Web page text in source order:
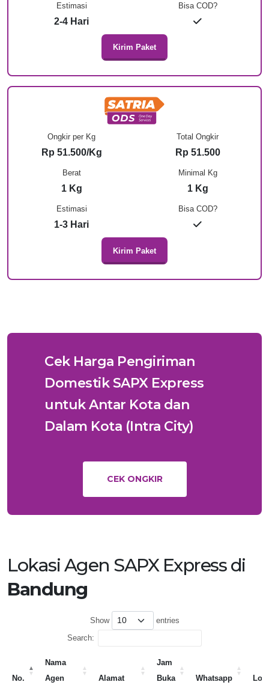
Bisa COD?
Estimasi
2-4 Hari
Kirim Paket
Bisa COD?
Ongkir per Kg
Rp 51.500/Kg
Total Ongkir
Rp 51.500
Berat
1 Kg
Minimal Kg
1 Kg
Estimasi
1-3 Hari
Kirim Paket
Cek Harga Pengiriman
Domestik SAPX Express
untuk Antar Kota dan
Dalam Kota (Intra City)
CEK ONGKIR
Lokasi Agen SAPX Express di
Bandung
Show
entries
Search:
No.
Nama
Agen
Alamat
Jam
Buka
Whatsapp